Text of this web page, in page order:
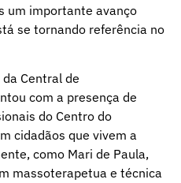
um importante avanço
se tornando referência no
Central de
com a presença de
do Centro do
cidadãos que vivem a
como Mari de Paula,
massoterapetua e técnica